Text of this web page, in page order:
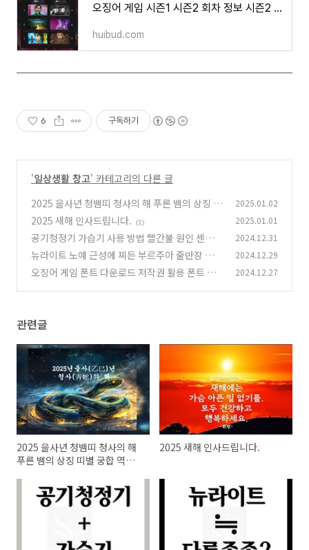
오징어 게임 시즌1 시즌2 회차 정보 시즌2 배역과 후기(스포X) 시즌3 공개
huibud.com
6 구독하기
'일상생활 창고' 카테고리의 다른 글
2025 을사년 청뱀띠 청사의 해 푸른 뱀의 상징 띠
별 궁합 역사 속 을사년
(0)
2025.01.02
2025 새해 인사드립니다. (1) 2025.01.01
공기청정기 가습기 사용 방법 빨간불 원인 센서
교체 전 조치 방법 (0)
2024.12.31
뉴라이트 노예 근성에 찌든 부르주아 줄반장 줏대
없는 똘마니 다른 종족
(1)
2024.12.29
오징어 게임 폰트 다운로드 저작권 활용 폰트 세
2024.12.27
관련글
2025 을사년 청뱀띠 청사의 해
푸른 뱀의 상징 띠별 궁합 역사
2025 새해 인사드립니다.